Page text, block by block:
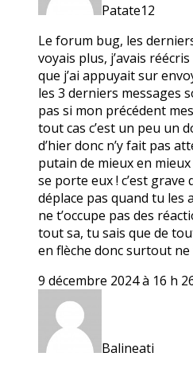
Patate12
Le forum bug, les
voyais plus, j’avais
que j’ai appuyait sur
les 3 derniers messages
pas si mon précédent
tout cas c’est un peu un
d’hier donc n’y fait pas
putain de mieux en
se porte eux ! c’est grave
déplace pas quand tu les
ne t’occupe pas des
tout sa, tu sais que de
en flèche donc surtout
9 décembre 2024 à 16 h
Balineati